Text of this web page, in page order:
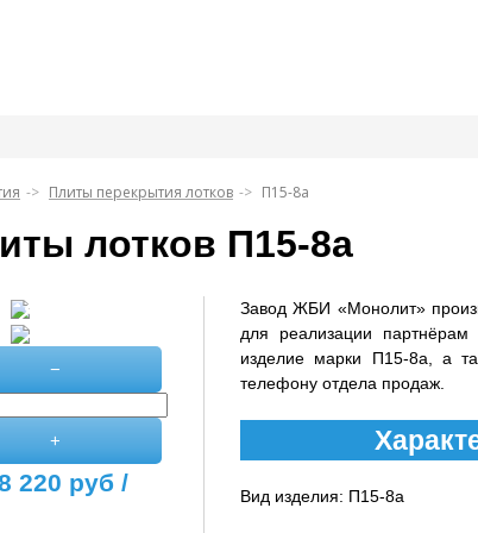
Плиты перекрытия лотков П15-8а
лотков П15-8а
−
+
220 руб /
Завод ЖБИ «Монолит»
для реализации
изделие марки П15-8а, а
телефону отдела продаж.
Вид изделия: П15-8а